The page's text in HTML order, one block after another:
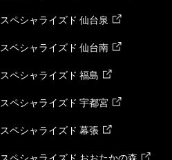
スペシャライズド 仙台泉
スペシャライズド 仙台南
スペシャライズド 福島
スペシャライズド 宇都宮
スペシャライズド 幕張